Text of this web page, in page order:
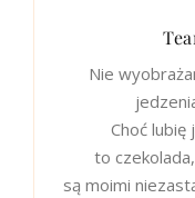
Nie
Choć lubię
to
są moimi